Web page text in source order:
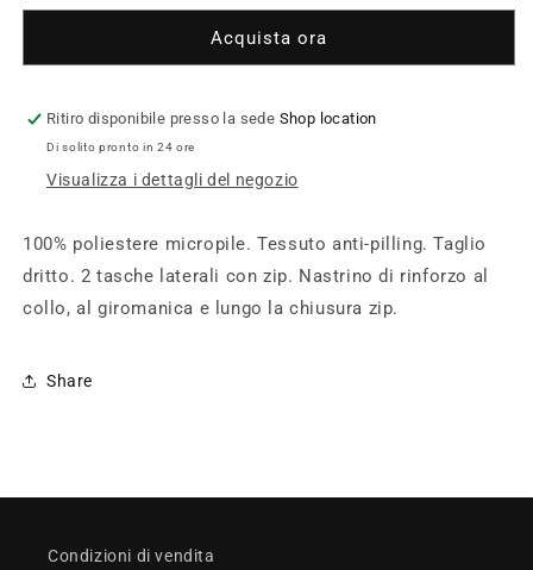
donna
taglie-
donna
(K906-
taglie-
Acquista ora
Ritiro disponibile presso la sede Shop location
Di solito pronto in 24 ore
Visualizza i dettagli del negozio
100% poliestere micropile. Tessuto anti-pilling. Taglio
dritto. 2 tasche laterali con zip. Nastrino di rinforzo al
collo, al giromanica e lungo la chiusura zip.
Share
Condizioni di vendita